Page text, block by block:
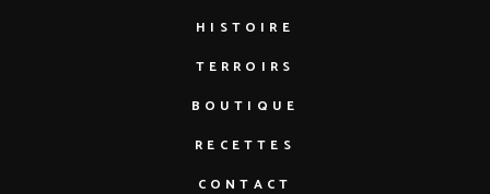
HISTOIRE
TERROIRS
BOUTIQUE
RECETTES
CONTACT